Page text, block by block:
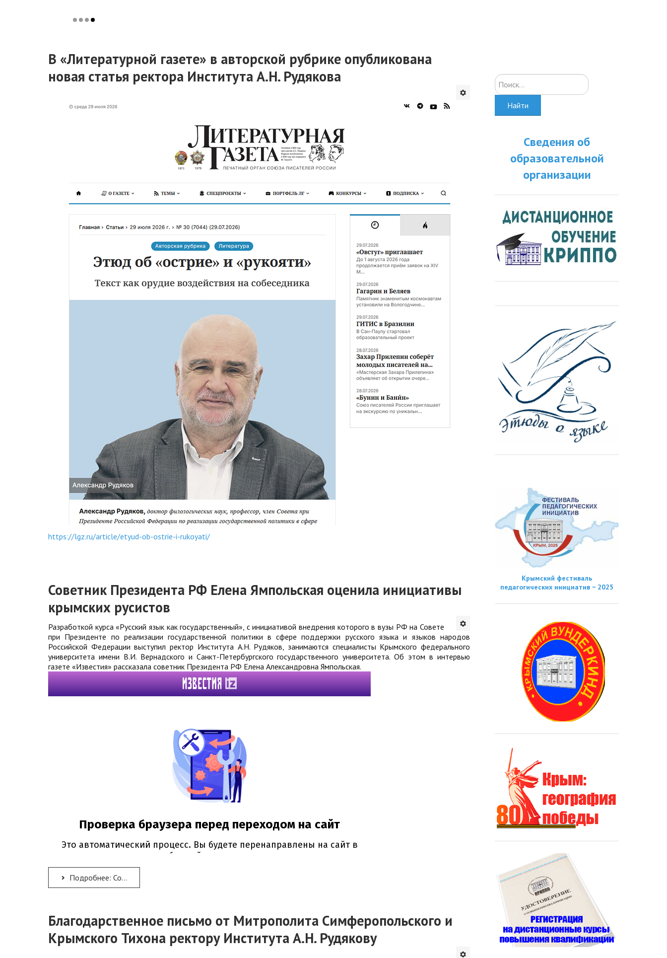
В «Литературной газете» в авторской рубрике опубликована
новая статья ректора Института А.Н. Рудякова
https://lgz.ru/article/etyud-ob-ostrie-i-rukoyati/
Советник Президента РФ Елена Ямпольская оценила инициативы
крымских русистов
Разработкой курса «Русский язык как государственный», с инициативой внедрения которого в вузы РФ на Совете
при Президенте по реализации государственной политики в сфере поддержки русского языка и языков народов
Российской Федерации выступил ректор Института А.Н. Рудяков, занимаются специалисты Крымского федерального
университета имени В.И. Вернадского и Санкт-Петербургского государственного университета. Об этом в интервью
газете «Известия» рассказала советник Президента РФ Елена Александровна Ямпольская.
Подробнее: Советник Президента РФ Елена Ямпольская оценила инициативы крымских русистов
Благодарственное письмо от Митрополита Симферопольского и
Крымского Тихона ректору Института А.Н. Рудякову
Искать...
Найти
Сведения об
образовательной
организации
Крымский фестиваль
педагогических инициатив − 2025